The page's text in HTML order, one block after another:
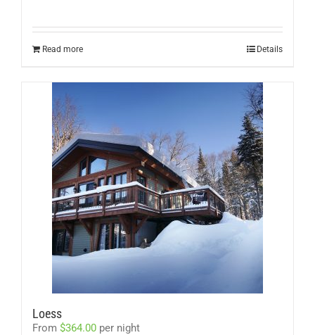
Read more Details
Loess
From $364.00 per night